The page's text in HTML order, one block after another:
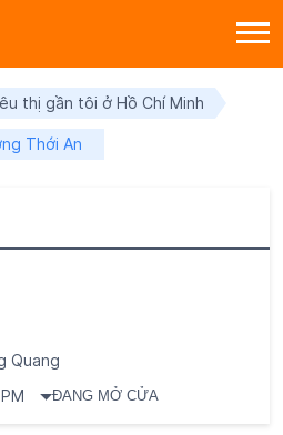
thị gần tôi ở Hồ Chí Minh
Thới An
Quang
ĐANG MỞ CỬA